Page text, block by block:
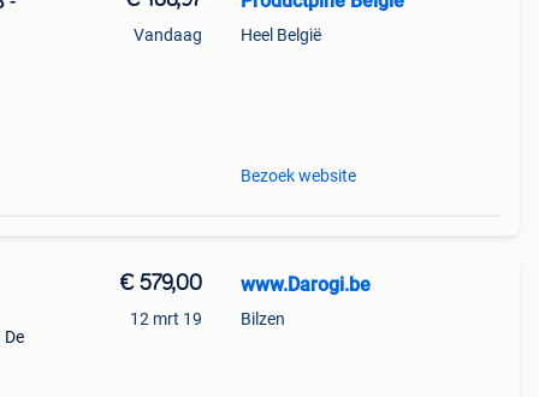
Vandaag Heel België
Bezoek website
€ 579,00
12 mrt 19
www.Darogi.be
Bilzen